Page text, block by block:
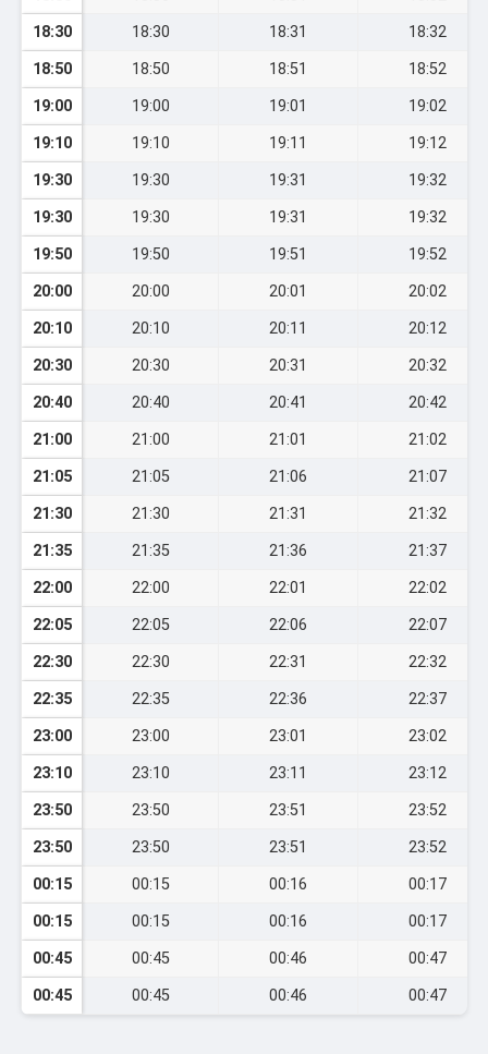
18:30
18:30 18:31
18:32
18:50
18:50 18:51
18:52
19:00
19:00 19:01
19:02
19:10
19:10 19:11
19:12
19:30
19:30 19:31
19:32
19:30
19:30 19:31
19:32
19:50
19:50 19:51
19:52
20:00
20:00 20:01
20:02
20:10
20:10 20:11
20:12
20:30
20:30 20:31
20:32
20:40
20:40 20:41
20:42
21:00
21:00 21:01
21:02
21:05
21:05 21:06
21:07
21:30
21:30 21:31
21:32
21:35
21:35 21:36
21:37
22:00
22:00 22:01
22:02
22:05
22:05 22:06
22:07
22:30
22:30 22:31
22:32
22:35
22:35 22:36
22:37
23:00
23:00 23:01
23:02
23:10
23:10 23:11
23:12
23:50
23:50 23:51
23:52
23:50
23:50 23:51
23:52
00:15
00:15 00:16
00:17
00:15
00:15 00:16
00:17
00:45
00:45 00:46
00:47
00:45
00:45 00:46 00:47